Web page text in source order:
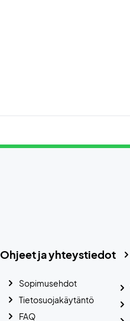
Ohjeet ja yhteystiedot
Sopimusehdot
Tietosuojakäytäntö
FAQ